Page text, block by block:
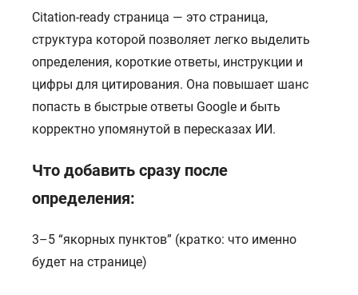
Citation-ready страница — это страница,
структура которой позволяет легко выделить
определения, короткие ответы, инструкции и
цифры для цитирования. Она повышает шанс
попасть в быстрые ответы Google и быть
корректно упомянутой в пересказах ИИ.
Что добавить сразу после
определения:
3–5 “якорных пунктов” (кратко: что именно
будет на странице)